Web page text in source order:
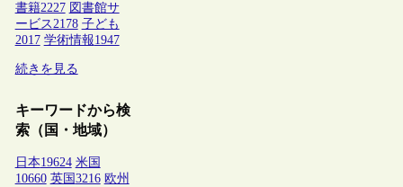
書籍2227 図書館サ
ービス2178 子ども
2017 学術情報1947
続きを見る
キーワードから検
索（国・地域）
日本19624 米国
10660 英国 3216 欧州